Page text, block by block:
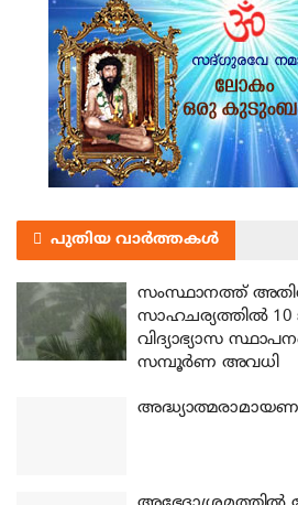
പുതിയ വാർത്തകൾ
സംസ്ഥാനത്ത്
സാഹചര്യത്തിൽ 10
വിദ്യാഭ്യാസ
സമ്പൂർണ അവധി
അദ്ധ്യാത്മരാമായണം